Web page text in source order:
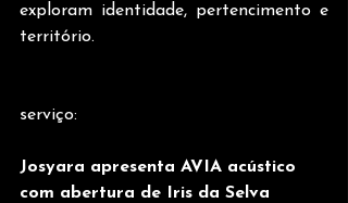
exploram identidade, pertencimento e
território.
serviço:
Josyara apresenta AVIA acústico
com abertura de Iris da Selva